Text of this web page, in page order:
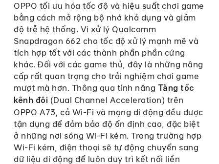
OPPO tối ưu hóa tốc độ và hiệu suất chơi game
bằng cách mở rộng bộ nhớ khả dụng và giảm
độ trễ hệ thống. Vi xử lý Qualcomm
Snapdragon 662 cho tốc độ xử lý mạnh mẽ và
tích hợp tốt với các thành phần phần cứng
khác. Đối với các game thủ, đây là những nâng
cấp rất quan trọng cho trải nghiệm chơi game
mượt mà hơn. Thông qua tính năng Tăng tốc
kênh đôi (Dual Channel Acceleration) trên
OPPO A73, cả Wi-Fi và mạng di động đều được
tận dụng để đảm bảo độ ổn định cao, đặc biệt
ở những nơi sóng Wi-Fi kém. Trong trường hợp
Wi-Fi kém, điện thoại sẽ tự động chuyển sang
dữ liệu di động để luôn duy trì kết nối liền